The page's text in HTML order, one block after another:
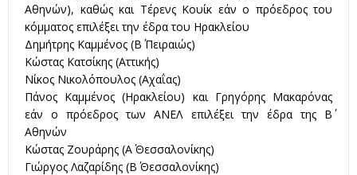
Αθηνών), καθώς και Τέρενς Κουίκ εάν ο πρόεδρος του
κόμματος επιλέξει την έδρα του Ηρακλείου
Δημήτρης Καμμένος (Β΄ Πειραιώς)
Κώστας Κατσίκης (Αττικής)
Νίκος Νικολόπουλος (Αχαΐας)
Πάνος Καμμένος (Ηρακλείου) και Γρηγόρης Μακαρόνας
εάν ο πρόεδρος των ΑΝΕΛ επιλέξει την έδρα της Β΄
Αθηνών
Κώστας Ζουράρης (Α΄ Θεσσαλονίκης)
Γιώργος Λαζαρίδης (Β΄ Θεσσαλονίκης)